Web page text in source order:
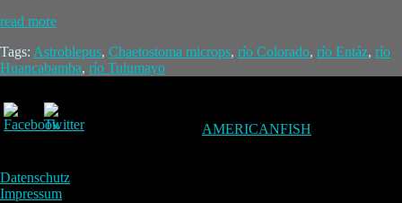
read more
Tags: Astroblepus, Chaetostoma microps, río Colorado, río Entáz, río
Huancabamba, río Tulumayo
AMERICANFISH
Datenschutz
Impressum